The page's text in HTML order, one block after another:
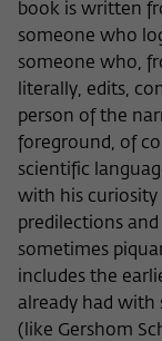
book is written
someone who
someone who,
literally, edits,
person of the
foreground, of
scientific
with his curiosity
predilections
sometimes
includes the
already had with
(like Gershom
Laufzeit
Name
Ihre Nutzung der
Aufrufes, Dauer
ein, dass eine
sog. Drittstaaten
gleichwertig
das Risiko, dass
Kontroll- und zu
auch ohne
können